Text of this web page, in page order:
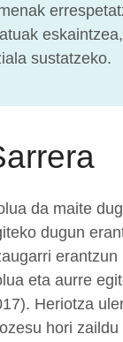
sustatzeko.
da maite
dugun
eta aurre
Heriotza
hori